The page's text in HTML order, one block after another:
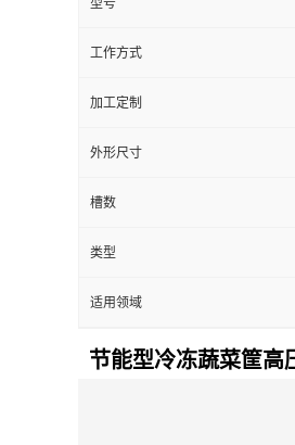
型号
工作方式
加工定制
外形尺寸
槽数
类型
适用领域
节能型冷冻蔬菜筐高